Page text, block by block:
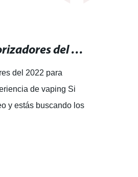
Los mejores vaporizadores del 2022 para disfrutar de la mejor experiencia de vaping
del 2022 para
de vaping Si
y estás buscando los